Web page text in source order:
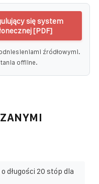
się system
[PDF]
źródłowymi.
offline.
długości 20 stóp dla